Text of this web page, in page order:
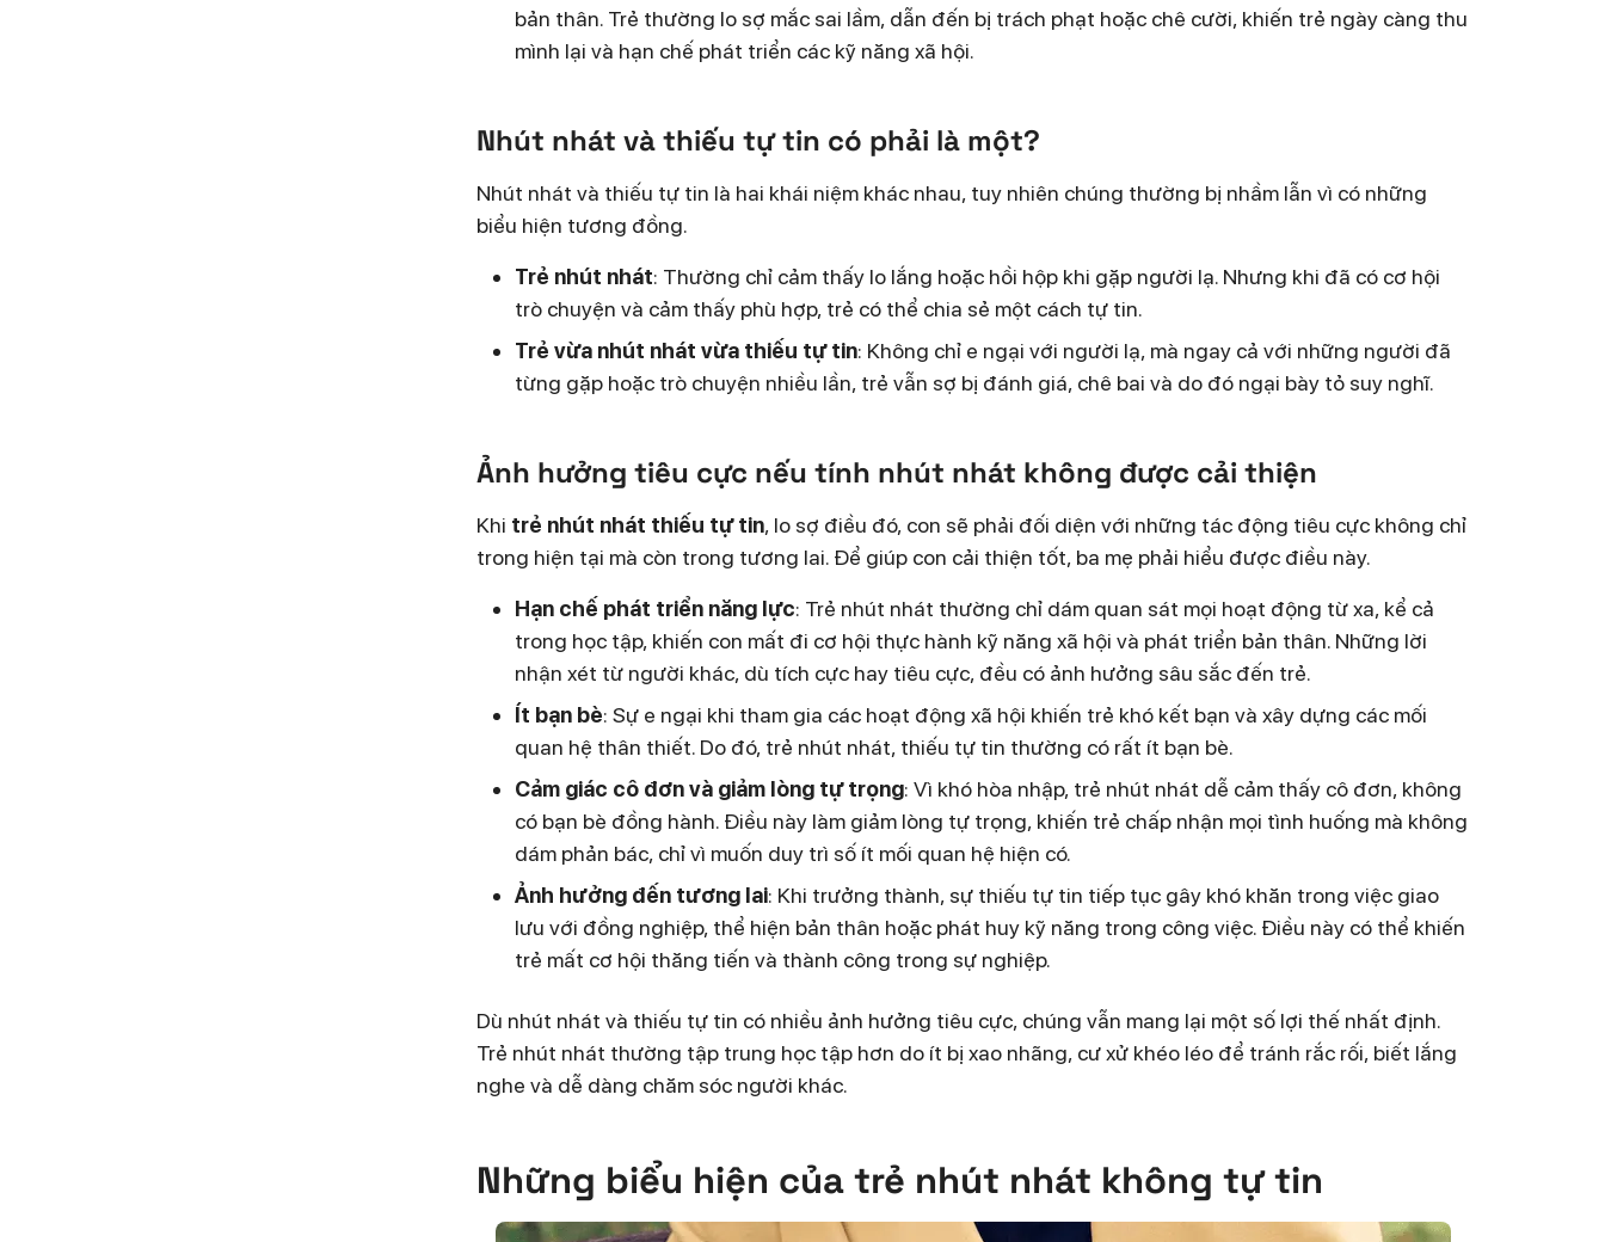
bản thân. Trẻ thường lo sợ mắc sai lầm, dẫn đến bị trách phạt hoặc chê cười, khiến trẻ ngày càng thu
mình lại và hạn chế phát triển các kỹ năng xã hội.
Nhút nhát và thiếu tự tin có phải là một?
Nhút nhát và thiếu tự tin là hai khái niệm khác nhau, tuy nhiên chúng thường bị nhầm lẫn vì có những
biểu hiện tương đồng.
Trẻ nhút nhát: Thường chỉ cảm thấy lo lắng hoặc hồi hộp khi gặp người lạ. Nhưng khi đã có cơ hội
trò chuyện và cảm thấy phù hợp, trẻ có thể chia sẻ một cách tự tin.
Trẻ vừa nhút nhát vừa thiếu tự tin: Không chỉ e ngại với người lạ, mà ngay cả với những người đã
từng gặp hoặc trò chuyện nhiều lần, trẻ vẫn sợ bị đánh giá, chê bai và do đó ngại bày tỏ suy nghĩ.
Ảnh hưởng tiêu cực nếu tính nhút nhát không được cải thiện
Khi trẻ nhút nhát thiếu tự tin, lo sợ điều đó, con sẽ phải đối diện với những tác động tiêu cực không chỉ
trong hiện tại mà còn trong tương lai. Để giúp con cải thiện tốt, ba mẹ phải hiểu được điều này.
Hạn chế phát triển năng lực: Trẻ nhút nhát thường chỉ dám quan sát mọi hoạt động từ xa, kể cả
trong học tập, khiến con mất đi cơ hội thực hành kỹ năng xã hội và phát triển bản thân. Những lời
nhận xét từ người khác, dù tích cực hay tiêu cực, đều có ảnh hưởng sâu sắc đến trẻ.
Ít bạn bè: Sự e ngại khi tham gia các hoạt động xã hội khiến trẻ khó kết bạn và xây dựng các mối
quan hệ thân thiết. Do đó, trẻ nhút nhát, thiếu tự tin thường có rất ít bạn bè.
Cảm giác cô đơn và giảm lòng tự trọng: Vì khó hòa nhập, trẻ nhút nhát dễ cảm thấy cô đơn, không
có bạn bè đồng hành. Điều này làm giảm lòng tự trọng, khiến trẻ chấp nhận mọi tình huống mà không
dám phản bác, chỉ vì muốn duy trì số ít mối quan hệ hiện có.
Ảnh hưởng đến tương lai: Khi trưởng thành, sự thiếu tự tin tiếp tục gây khó khăn trong việc giao
lưu với đồng nghiệp, thể hiện bản thân hoặc phát huy kỹ năng trong công việc. Điều này có thể khiến
trẻ mất cơ hội thăng tiến và thành công trong sự nghiệp.
Dù nhút nhát và thiếu tự tin có nhiều ảnh hưởng tiêu cực, chúng vẫn mang lại một số lợi thế nhất định.
Trẻ nhút nhát thường tập trung học tập hơn do ít bị xao nhãng, cư xử khéo léo để tránh rắc rối, biết lắng
nghe và dễ dàng chăm sóc người khác.
Những biểu hiện của trẻ nhút nhát không tự tin